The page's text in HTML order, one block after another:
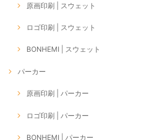
原画印刷 | スウェット
ロゴ印刷 | スウェット
BONHEMI | スウェット
パーカー
原画印刷 | パーカー
ロゴ印刷 | パーカー
BONHEMI | パーカー